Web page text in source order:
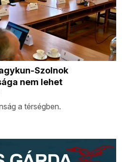
Szolnok
nem lehet
a térségben.